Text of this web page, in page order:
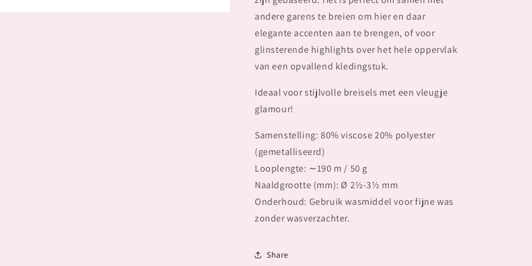
andere garens te breien om hier en daar
elegante accenten aan te brengen, of voor
glinsterende highlights over het hele oppervlak
van een opvallend kledingstuk.
Ideaal voor stijlvolle breisels met een vleugje
glamour!
Samenstelling: 80% viscose 20% polyester
(gemetalliseerd)
Looplengte: ∼190 m / 50 g
Naaldgrootte (mm): Ø 2½-3½ mm
Onderhoud: Gebruik wasmiddel voor fijne was
zonder wasverzachter.
Share